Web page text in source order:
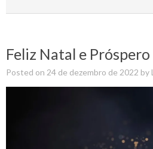
Feliz Natal e
Posted on 24 de dezembro de 2022 by